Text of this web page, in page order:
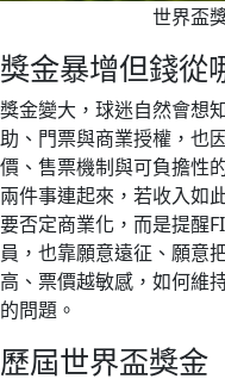
世界盃
獎金暴增但錢從
獎金變大，球迷自然會想
助、門票與商業授權，也
價、售票機制與可負擔性
兩件事連起來，若收入如
要否定商業化，而是提醒
員，也靠願意遠征、願意
高、票價越敏感，如何維
的問題。
歷屆世界盃獎金